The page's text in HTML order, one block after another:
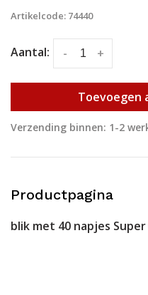
Artikelcode: 74440
Aantal: +
-
Toevoegen
Verzending binnen: 1-2
Productpagina
blik met 40 napjes